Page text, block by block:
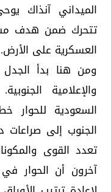
الميداني آنذاك
تتحرك ضمن هدف
العسكرية على الأرض.
ومن هنا بدأ
والإعلامية
السعودية للحوار
الجنوب إلى
تعدد القوى
آخرون أن الحوار